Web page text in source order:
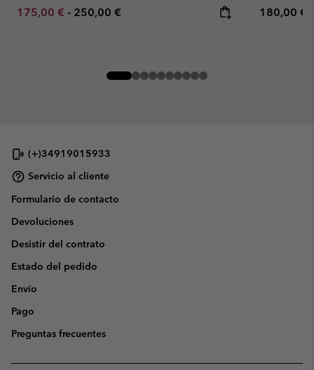
Minimum sale price:
175,00 € - Maximum price:
250,00 € Regular
180,00 €
(+)34919015933
Servicio al cliente
Formulario de contacto
Devoluciones
Desistir del contrato
Estado del pedido
Envío
Pago
Preguntas frecuentes